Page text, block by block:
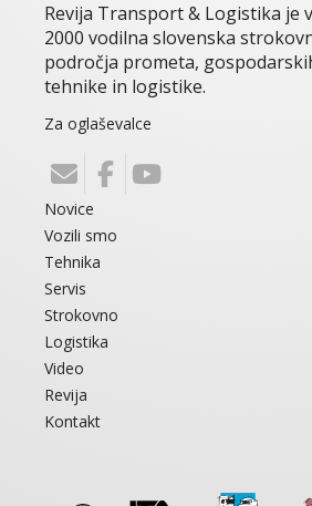
Revija Transport & Logistika je
2000 vodilna slovenska
področja prometa,
tehnike in logistike.
Za oglaševalce
Novice
Vozili smo
Tehnika
Servis
Strokovno
Logistika
Video
Revija
Kontakt